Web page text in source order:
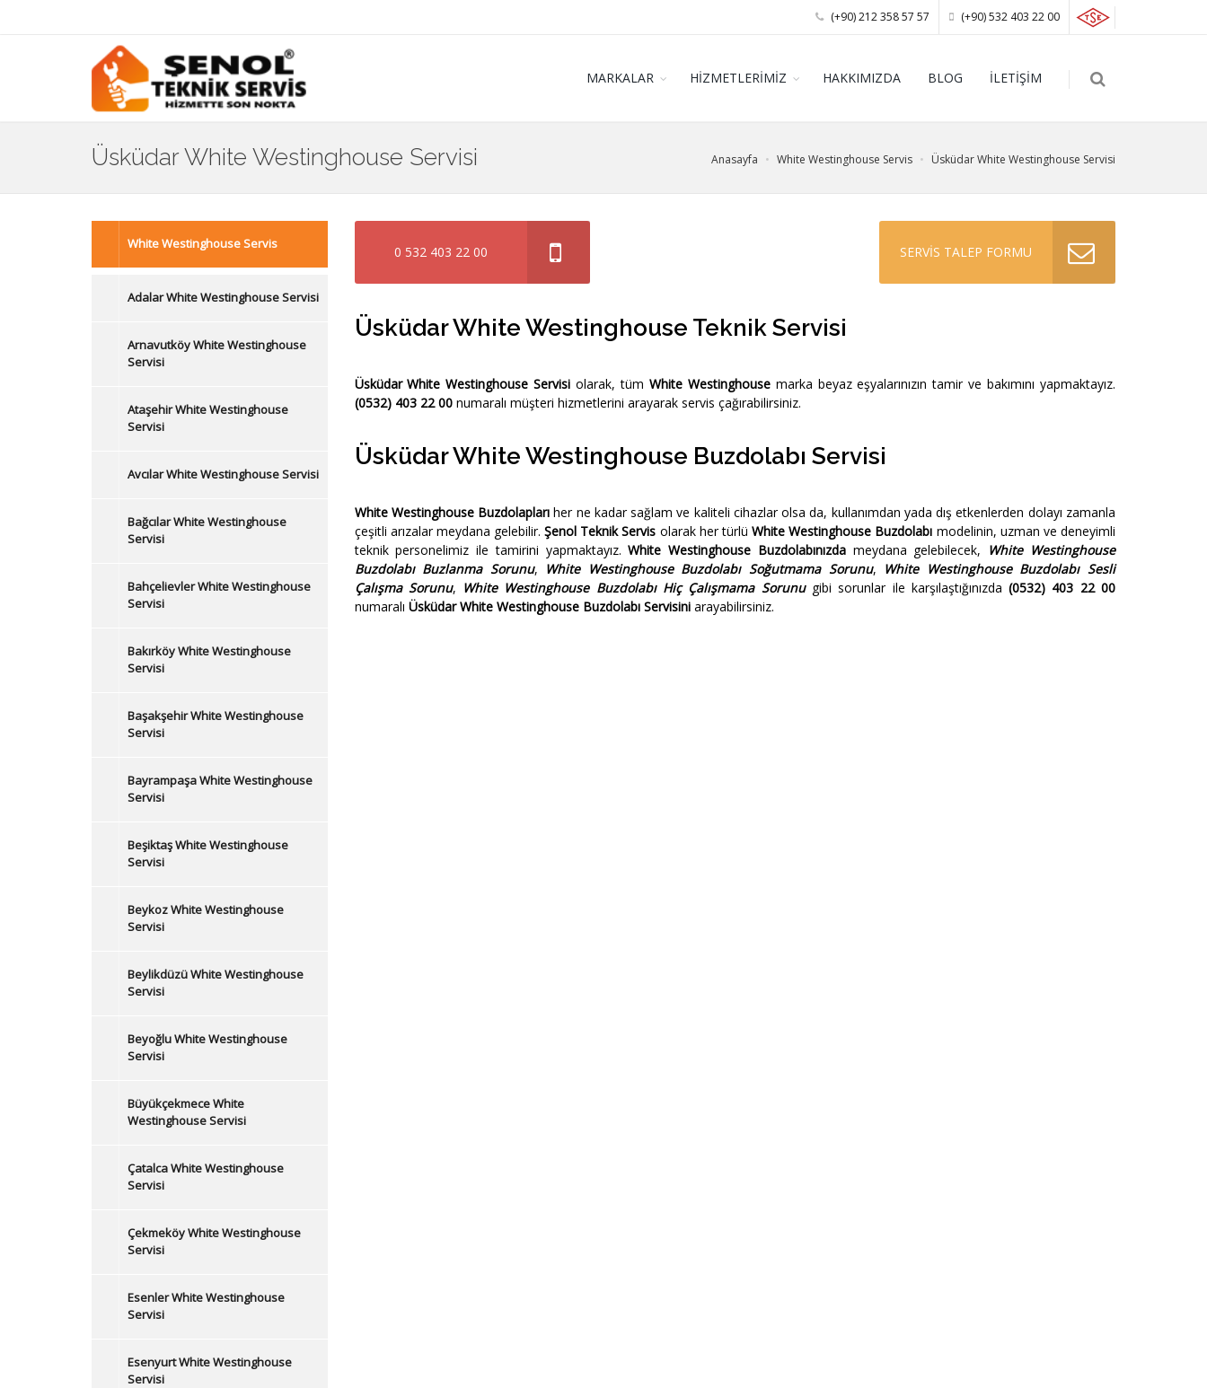
(+90) 212 358 57 57 (+90) 532 403 22 00
MARKALAR HİZMETLERİMİZ HAKKIMIZDA BLOG İLETİŞİM
Üsküdar White Westinghouse Servisi Anasayfa White Westinghouse Servis Üsküdar White Westinghouse Servisi
White Westinghouse Servis
Adalar White Westinghouse Servisi
Arnavutköy White Westinghouse
Servisi
Ataşehir White Westinghouse
Servisi
Avcılar White Westinghouse Servisi
Bağcılar White Westinghouse
Servisi
Bahçelievler White Westinghouse
Servisi
Bakırköy White Westinghouse
Servisi
Başakşehir White Westinghouse
Servisi
Bayrampaşa White Westinghouse
Servisi
Beşiktaş White Westinghouse
Servisi
Beykoz White Westinghouse
Servisi
Beylikdüzü White Westinghouse
Servisi
Beyoğlu White Westinghouse
Servisi
Büyükçekmece White
Westinghouse Servisi
Çatalca White Westinghouse
Servisi
Çekmeköy White Westinghouse
Servisi
Esenler White Westinghouse
Servisi
Esenyurt White Westinghouse
Servisi
0 532 403 22 00 SERVİS TALEP FORMU
Üsküdar White Westinghouse Teknik Servisi
Üsküdar White Westinghouse Servisi olarak, tüm White Westinghousemarka beyaz eşyalarınızın tamir ve bakımını yapmaktayız.
(0532) 403 22 00numaralı müşteri hizmetlerini arayarak servis çağırabilirsiniz.
Üsküdar White Westinghouse Buzdolabı Servisi
White Westinghouse Buzdolapları her ne kadar sağlam ve kaliteli cihazlar olsa da, kullanımdan yada dış etkenlerden dolayı zamanla
çeşitli arızalar meydana gelebilir.Şenol Teknik Servis olarak her türlüWhite Westinghouse Buzdolabı modelinin, uzman ve deneyimli
teknik personelimiz ile tamirini yapmaktayız.White Westinghouse Buzdolabınızdameydana gelebilecek, White Westinghouse
Buzdolabı Buzlanma Sorunu, White Westinghouse Buzdolabı Soğutmama Sorunu, White Westinghouse Buzdolabı Sesli
Çalışma Sorunu, White Westinghouse Buzdolabı Hiç Çalışmama Sorunugibi sorunlar ile karşılaştığınızda(0532) 403 22 00
numaralı Üsküdar White Westinghouse Buzdolabı Servisiniarayabilirsiniz.